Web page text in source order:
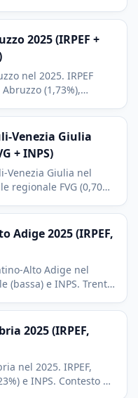
2025 (IRPEF +
nel 2025. IRPEF
(1,73%),
Venezia Giulia
+ INPS)
Venezia Giulia nel
regionale FVG (0,70%,
2025 (IRPEF,
Alto Adige nel
(bassa) e INPS. Trento,
2025 (IRPEF,
nel 2025. IRPEF,
e INPS. Contesto di